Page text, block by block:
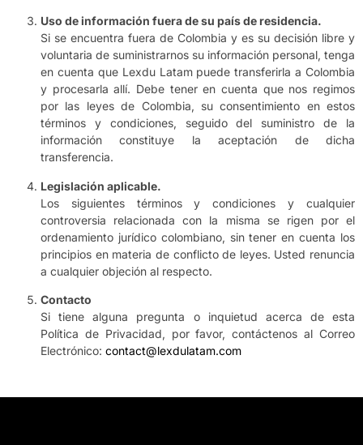
Uso de información fuera de su país de residencia.
Si se encuentra fuera de Colombia y es su decisión libre y
voluntaria de suministrarnos su información personal, tenga
en cuenta que Lexdu Latam puede transferirla a Colombia
y procesarla allí. Debe tener en cuenta que nos regimos
por las leyes de Colombia, su consentimiento en estos
términos y condiciones, seguido del suministro de la
información constituye la aceptación de dicha
transferencia.
Legislación aplicable.
Los siguientes términos y condiciones y cualquier
controversia relacionada con la misma se rigen por el
ordenamiento jurídico colombiano, sin tener en cuenta los
principios en materia de conflicto de leyes. Usted renuncia
a cualquier objeción al respecto.
Contacto
Si tiene alguna pregunta o inquietud acerca de esta
Política de Privacidad, por favor, contáctenos al Correo
Electrónico: contact@lexdulatam.com